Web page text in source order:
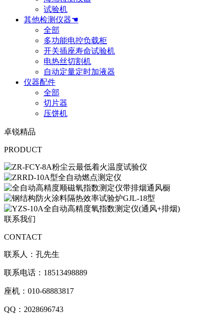
试验机
其他检测仪器☚
全部
多功能电控负载柜
开关插座寿命试验机
电热丝切割机
自动定量定时加液器
仪器配件
全部
切片器
压饼机
卓锐精品
PRODUCT
联系我们
CONTACT
联系人：孔先生
联系电话：18513498889
座机：010-68883817
QQ：2028696743